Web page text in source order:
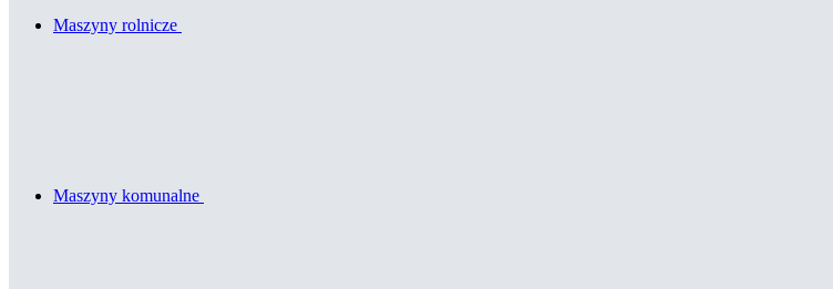
Maszyny rolnicze
Maszyny komunalne